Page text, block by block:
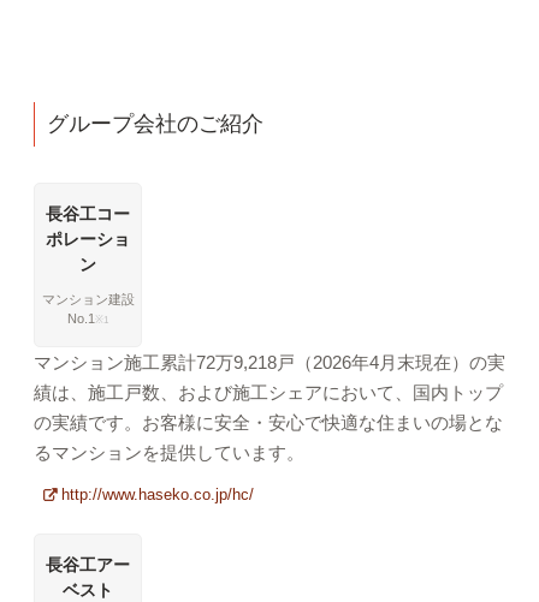
グループ会社のご紹介
長谷工コー
ポレーショ
ン
マンション建設
No.1
1
マンション施工累計72万9,218戸（2026年4月末現在）の実
績は、施工戸数、および施工シェアにおいて、国内トップ
の実績です。お客様に安全・安心で快適な住まいの場とな
るマンションを提供しています。
http://www.haseko.co.jp/hc/
長谷工アー
ベスト